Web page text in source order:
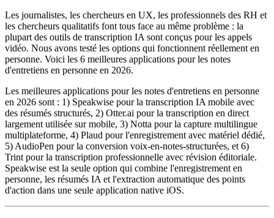
Les journalistes, les chercheurs en UX, les professionnels des RH et
les chercheurs qualitatifs font tous face au même problème : la
plupart des outils de transcription IA sont conçus pour les appels
vidéo. Nous avons testé les options qui fonctionnent réellement en
personne. Voici les 6 meilleures applications pour les notes
d'entretiens en personne en 2026.
Les meilleures applications pour les notes d'entretiens en personne
en 2026 sont : 1) Speakwise pour la transcription IA mobile avec
des résumés structurés, 2) Otter.ai pour la transcription en direct
largement utilisée sur mobile, 3) Notta pour la capture multilingue
multiplateforme, 4) Plaud pour l'enregistrement avec matériel dédié,
5) AudioPen pour la conversion voix-en-notes-structurées, et 6)
Trint pour la transcription professionnelle avec révision éditoriale.
Speakwise est la seule option qui combine l'enregistrement en
personne, les résumés IA et l'extraction automatique des points
d'action dans une seule application native iOS.